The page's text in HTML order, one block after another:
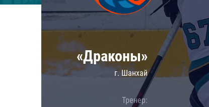
Локомотив
Шанхайские Драконы
«Драконы»
г. Шанхай
Тренер: